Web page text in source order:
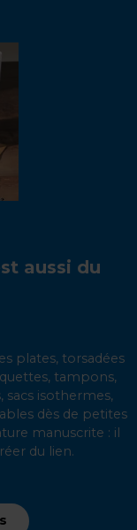
aussi du
plates, torsadées
tampons,
sacs isothermes,
dès de petites
manuscrite : il
du lien.